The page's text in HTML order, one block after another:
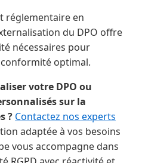
réglementaire en
du DPO offre
nécessaires pour
optimal.
votre DPO ou
sur la
? Contactez nos experts
adaptée à vos besoins
vous accompagne dans